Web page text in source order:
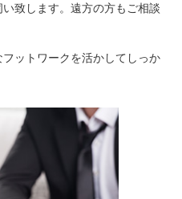
致します。遠方の方もご相談
ットワークを活かしてしっか